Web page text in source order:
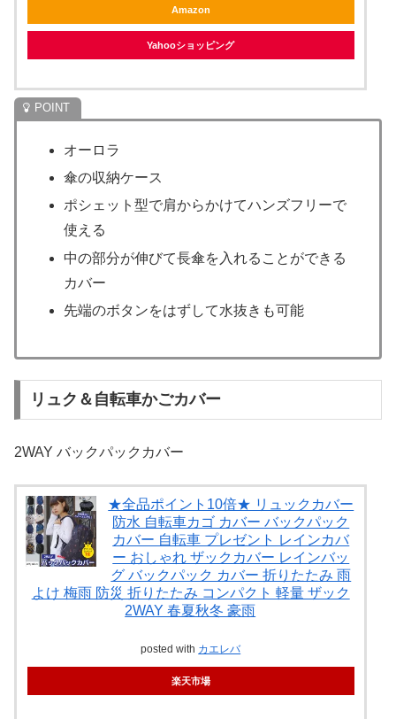
Amazon
Yahooショッピング
オーロラ
傘の収納ケース
ポシェット型で肩からかけてハンズフリーで
使える
中の部分が伸びて長傘を入れることができる
カバー
先端のボタンをはずして水抜きも可能
リュク＆自転車かごカバー
2WAY バックパックカバー
★全品ポイント10倍★ リュックカバー
防水 自転車カゴ カバー バックパック
カバー 自転車 プレゼント レインカバ
ー おしゃれ ザックカバー レインバッ
グ バックパック カバー 折りたたみ 雨
よけ 梅雨 防災 折りたたみ コンパクト 軽量 ザック
2WAY 春夏秋冬 豪雨
posted with カエレバ
楽天市場